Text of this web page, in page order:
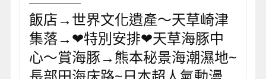
飯店→世界文化遺產～天草崎津
集落→❤特別安排❤天草海豚中
心～賞海豚→熊本秘景海潮濕地~